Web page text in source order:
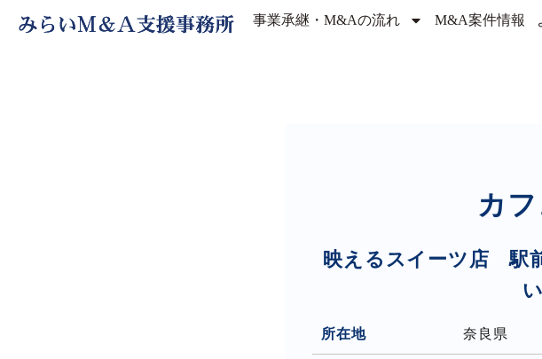
事業承継・M&Aの流れ M&A案件情報
カ
映えるスイーツ店 駅
所在地 奈良県